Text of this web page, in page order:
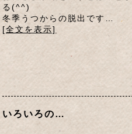
る(^^)
冬季うつからの脱出です…
[全文を表示]
いろいろの…